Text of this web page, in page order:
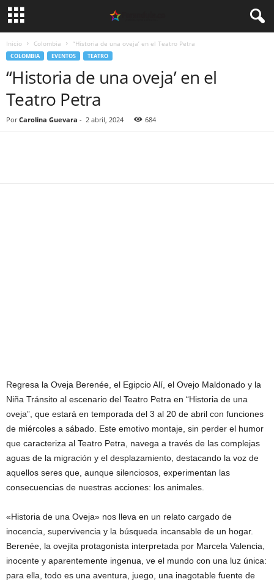
Inicio Colombia “Historia de una oveja’ en el Teatro Petra
COLOMBIA EVENTOS TEATRO
“Historia de una oveja’ en el
Teatro Petra
Por Carolina Guevara - 2 abril, 2024 684
Regresa la Oveja Berenée, el Egipcio Alí, el Ovejo Maldonado y la
Niña Tránsito al escenario del Teatro Petra en “Historia de una
oveja”, que estará en temporada del 3 al 20 de abril con funciones
de miércoles a sábado. Este emotivo montaje, sin perder el humor
que caracteriza al Teatro Petra, navega a través de las complejas
aguas de la migración y el desplazamiento, destacando la voz de
aquellos seres que, aunque silenciosos, experimentan las
consecuencias de nuestras acciones: los animales.
«Historia de una Oveja» nos lleva en un relato cargado de
inocencia, supervivencia y la búsqueda incansable de un hogar.
Berenée, la ovejita protagonista interpretada por Marcela Valencia,
inocente y aparentemente ingenua, ve el mundo con una luz única:
para ella, todo es una aventura, juego, una inagotable fuente de